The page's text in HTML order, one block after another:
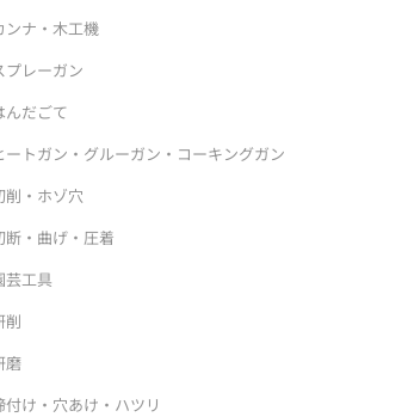
ンナ・木工機
プレーガン
んだごて
ートガン・グルーガン・コーキングガン
削・ホゾ穴
断・曲げ・圧着
芸工具
削
磨
付け・穴あけ・ハツリ